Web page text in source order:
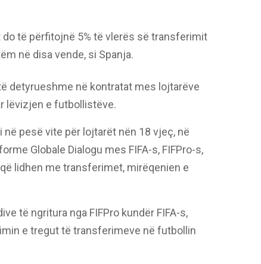
të përfitojnë 5% të vlerës së transferimit
në disa vende, si Spanja.
detyrueshme në kontratat mes lojtarëve
lëvizjen e futbollistëve.
pesë vite për lojtarët nën 18 vjeç, në
Globale Dialogu mes FIFA-s, FIFPro-s,
lidhen me transferimet, mirëqenien e
të ngritura nga FIFPro kundër FIFA-s,
e tregut të transferimeve në futbollin